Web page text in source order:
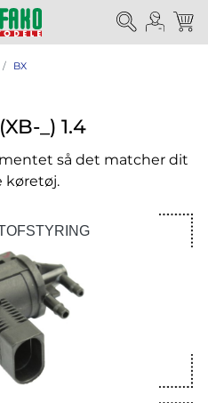
BX
_) 1.4
så det matcher dit
køretøj.